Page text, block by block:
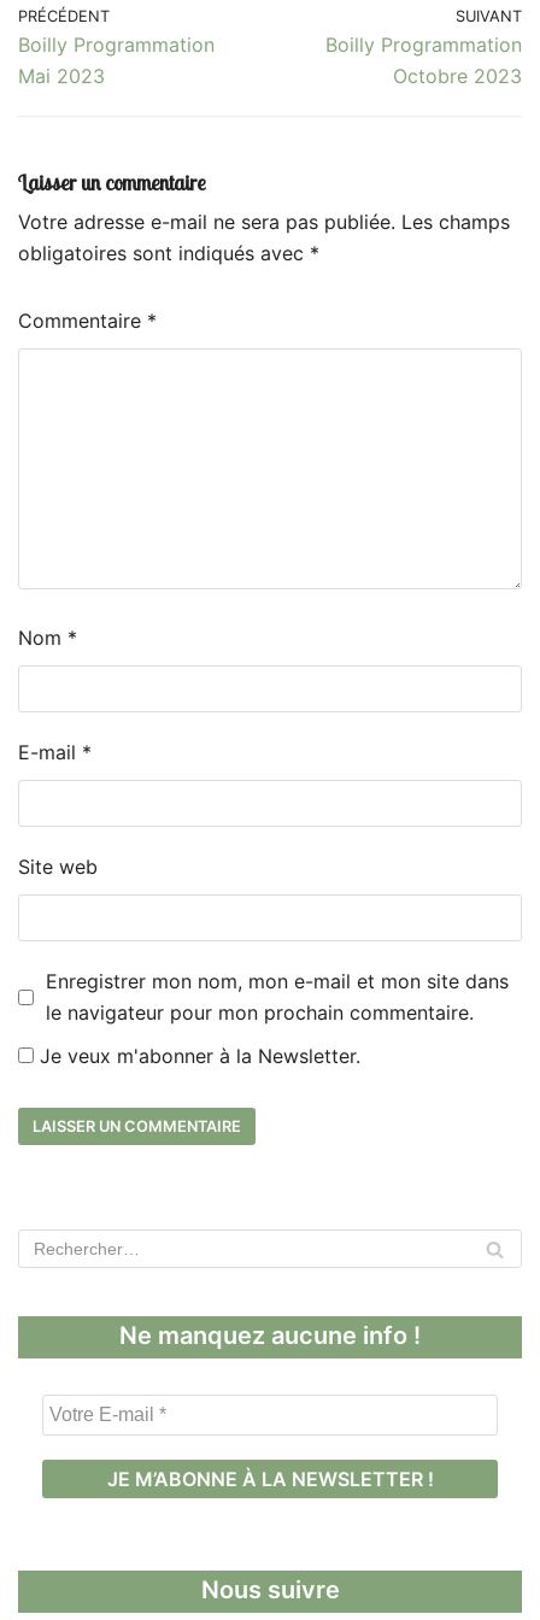
PRÉCÉDENT
Boilly Programmation
Mai 2023
SUIVANT
Boilly Programmation
Octobre 2023
Laisser un commentaire
Votre adresse e-mail ne sera pas publiée. Les champs
obligatoires sont indiqués avec *
Commentaire *
Nom *
E-mail *
Site web
Enregistrer mon nom, mon e-mail et mon site dans
le navigateur pour mon prochain commentaire.
Je veux m'abonner à la Newsletter.
Ne manquez aucune info !
V
o
t
-
Nous suivre